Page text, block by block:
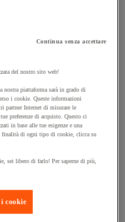
e in inox
Continua senza accettare
del nostro sito web!
piattaforma sarà in grado di
i cookie. Queste informazioni
partner Internet di misurare le
preferenze di acquisto. Questo ci
in base alle tue esigenze e una
finalità di ogni tipo di cookie, clicca su
sei libero di farlo! Per saperne di più,
cookie